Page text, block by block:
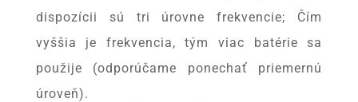
dispozícii sú tri úrovne frekvencie; Čím
vyššia je frekvencia, tým viac batérie sa
použije (odporúčame ponechať priemernú
úroveň).